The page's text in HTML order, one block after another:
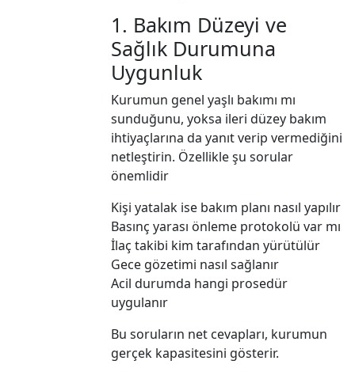
1. Bakım Düzeyi ve
Sağlık Durumuna
Uygunluk
Kurumun genel yaşlı bakımı mı
sunduğunu, yoksa ileri düzey bakım
ihtiyaçlarına da yanıt verip vermediğini
netleştirin. Özellikle şu sorular
önemlidir
Kişi yatalak ise bakım planı nasıl yapılır
Basınç yarası önleme protokolü var mı
İlaç takibi kim tarafından yürütülür
Gece gözetimi nasıl sağlanır
Acil durumda hangi prosedür
uygulanır
Bu soruların net cevapları, kurumun
gerçek kapasitesini gösterir.